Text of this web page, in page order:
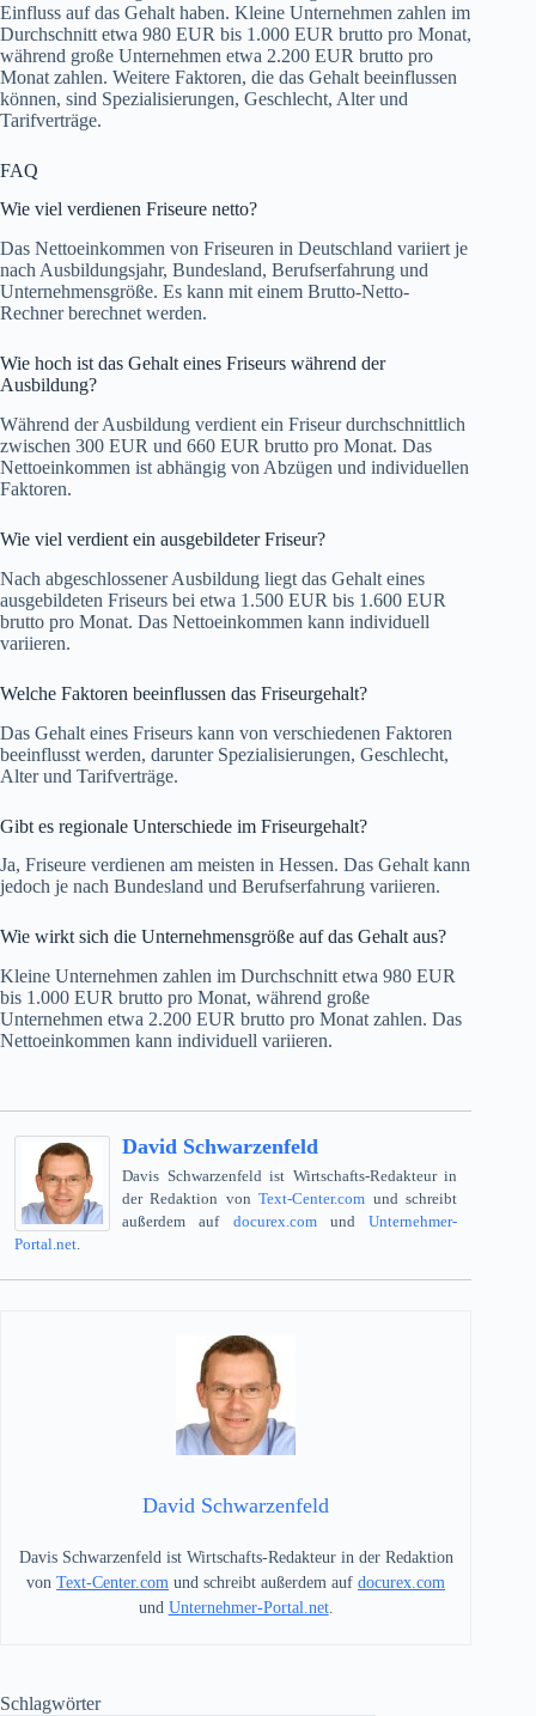
Einfluss auf das Gehalt haben. Kleine Unternehmen zahlen im
Durchschnitt etwa 980 EUR bis 1.000 EUR brutto pro Monat,
während große Unternehmen etwa 2.200 EUR brutto pro
Monat zahlen. Weitere Faktoren, die das Gehalt beeinflussen
können, sind Spezialisierungen, Geschlecht, Alter und
Tarifverträge.
FAQ
Wie viel verdienen Friseure netto?
Das Nettoeinkommen von Friseuren in Deutschland variiert je
nach Ausbildungsjahr, Bundesland, Berufserfahrung und
Unternehmensgröße. Es kann mit einem Brutto-Netto-
Rechner berechnet werden.
Wie hoch ist das Gehalt eines Friseurs während der
Ausbildung?
Während der Ausbildung verdient ein Friseur durchschnittlich
zwischen 300 EUR und 660 EUR brutto pro Monat. Das
Nettoeinkommen ist abhängig von Abzügen und individuellen
Faktoren.
Wie viel verdient ein ausgebildeter Friseur?
Nach abgeschlossener Ausbildung liegt das Gehalt eines
ausgebildeten Friseurs bei etwa 1.500 EUR bis 1.600 EUR
brutto pro Monat. Das Nettoeinkommen kann individuell
variieren.
Welche Faktoren beeinflussen das Friseurgehalt?
Das Gehalt eines Friseurs kann von verschiedenen Faktoren
beeinflusst werden, darunter Spezialisierungen, Geschlecht,
Alter und Tarifverträge.
Gibt es regionale Unterschiede im Friseurgehalt?
Ja, Friseure verdienen am meisten in Hessen. Das Gehalt kann
jedoch je nach Bundesland und Berufserfahrung variieren.
Wie wirkt sich die Unternehmensgröße auf das Gehalt aus?
Kleine Unternehmen zahlen im Durchschnitt etwa 980 EUR
bis 1.000 EUR brutto pro Monat, während große
Unternehmen etwa 2.200 EUR brutto pro Monat zahlen. Das
Nettoeinkommen kann individuell variieren.
David Schwarzenfeld
Davis Schwarzenfeld ist Wirtschafts-Redakteur in
der Redaktion vonText-Center.com und schreibt
außerdem auf docurex.comundUnternehmer-
Portal.net.
David Schwarzenfeld
Davis Schwarzenfeld ist Wirtschafts-Redakteur in der Redaktion
vonText-Center.com und schreibt außerdem aufdocurex.com
und Unternehmer-Portal.net.
Schlagwörter